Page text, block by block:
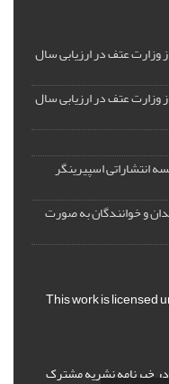
عتف در ارزیابی سال
عتف در ارزیابی سال
اسپیرینگر
و خوانندگان به صورت
This work is licensed
در خبرنامه نشریه مشترک